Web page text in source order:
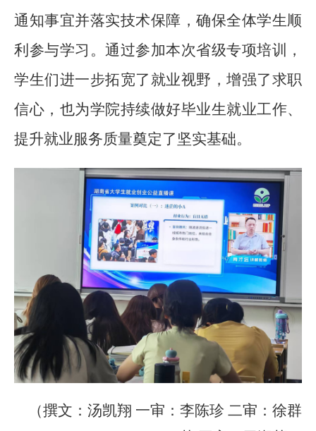
通知事宜并落实技术保障，确保全体学生顺
利参与学习。通过参加本次省级专项培训，
学生们进一步拓宽了就业视野，增强了求职
信心，也为学院持续做好毕业生就业工作、
提升就业服务质量奠定了坚实基础。
（撰文：汤凯翔 一审：李陈珍 二审：徐群